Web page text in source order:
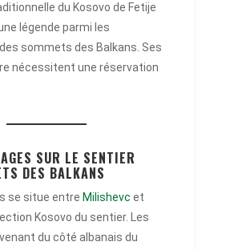
du Kosovo de Fetije
légende parmi les
sommets des Balkans. Ses
nécessitent une réservation
SUR LE SENTIER
DES BALKANS
se situe entre Milishevc et
Kosovo du sentier. Les
du côté albanais du